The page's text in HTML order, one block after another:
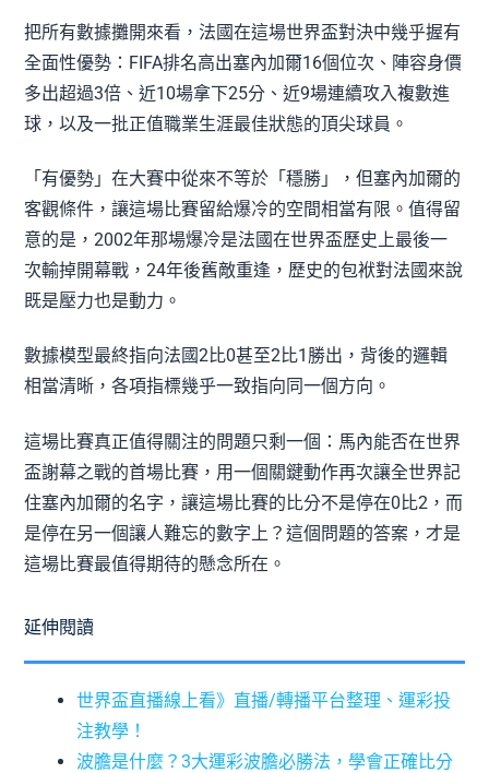
把所有數據攤開來看，法國在這場世界盃對決中幾乎握有
全面性優勢：FIFA排名高出塞內加爾16個位次、陣容身價
多出超過3倍、近10場拿下25分、近9場連續攻入複數進
球，以及一批正值職業生涯最佳狀態的頂尖球員。
「有優勢」在大賽中從來不等於「穩勝」，但塞內加爾的
客觀條件，讓這場比賽留給爆冷的空間相當有限。值得留
意的是，2002年那場爆冷是法國在世界盃歷史上最後一
次輸掉開幕戰，24年後舊敵重逢，歷史的包袱對法國來說
既是壓力也是動力。
數據模型最終指向法國2比0甚至2比1勝出，背後的邏輯
相當清晰，各項指標幾乎一致指向同一個方向。
這場比賽真正值得關注的問題只剩一個：馬內能否在世界
盃謝幕之戰的首場比賽，用一個關鍵動作再次讓全世界記
住塞內加爾的名字，讓這場比賽的比分不是停在0比2，而
是停在另一個讓人難忘的數字上？這個問題的答案，才是
這場比賽最值得期待的懸念所在。
延伸閱讀
世界盃直播線上看》直播/轉播平台整理、運彩投
注教學！
波膽是什麼？3大運彩波膽必勝法，學會正確比分